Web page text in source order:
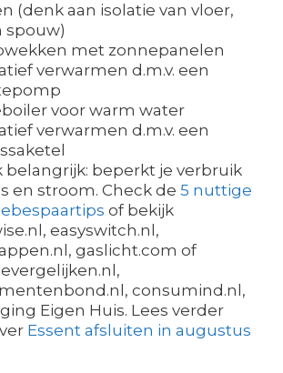
(denk aan isolatie van vloer,
spouw)
met zonnepanelen
verwarmen d.m.v. een
voor warm water
verwarmen d.m.v. een
belangrijk: beperkt je verbruik
en stroom. Check de 5 nuttige
of bekijk
easyswitch.nl,
gaslicht.com of
consumind.nl,
Eigen Huis. Lees verder
Essent afsluiten in augustus